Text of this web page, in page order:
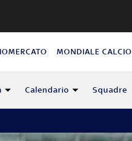
MONDIALE CALCIO
Calendario Squadre